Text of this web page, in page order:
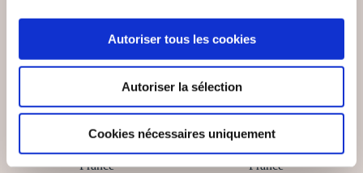
Autoriser tous les cookies
Autoriser la sélection
Cookies nécessaires uniquement
(0 avis)
PRÉVÔTÉ ET
VICOMTÉ D...
Bibliothèque Nationale de
France
VIVRE DANS LA
SOCI...
Bibliothèque Nationale de
France